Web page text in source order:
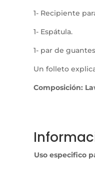
1- Recipiente
1- Espátula.
1- par de
Un folleto
Composición:
Uso especifico